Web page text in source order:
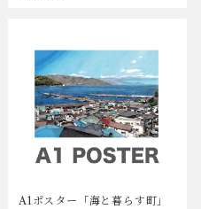
A1ポスター「海と暮らす町」